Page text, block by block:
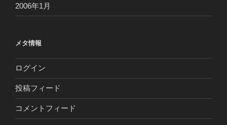
2006年1月
メタ情報
ログイン
投稿フィード
コメントフィード